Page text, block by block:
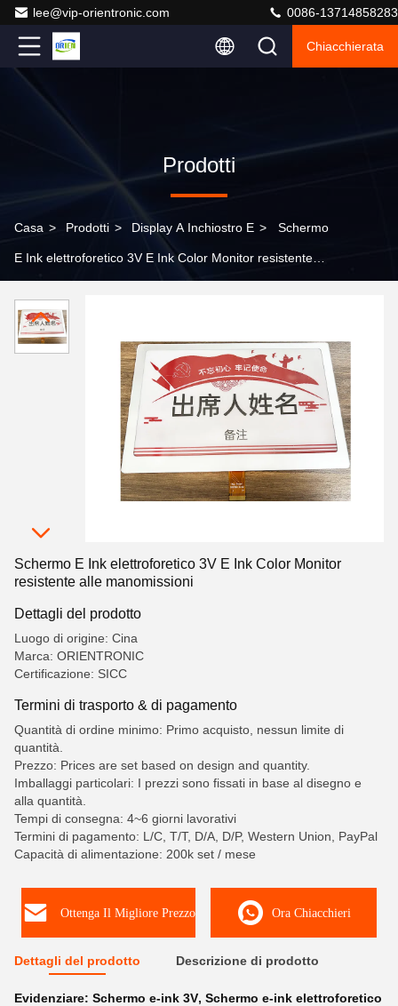
lee@vip-orientronic.com 0086-13714858283
Chiacchierata
Prodotti
Casa > Prodotti > Display A Inchiostro E > Schermo
E Ink elettroforetico 3V E Ink Color Monitor resistente
Schermo E Ink elettroforetico 3V E Ink Color Monitor
resistente alle manomissioni
Dettagli del prodotto
Luogo di origine: Cina
Marca: ORIENTRONIC
Certificazione: SICC
Termini di trasporto & di pagamento
Quantità di ordine minimo: Primo acquisto, nessun limite di
quantità.
Prezzo: Prices are set based on design and quantity.
Imballaggi particolari: I prezzi sono fissati in base al disegno e
alla quantità.
Tempi di consegna: 4~6 giorni lavorativi
Termini di pagamento: L/C, T/T, D/A, D/P, Western Union, PayPal
Capacità di alimentazione: 200k set / mese
Ottenga Il Migliore Prezzo Ora Chiacchieri
Dettagli del prodotto Descrizione di prodotto
Evidenziare: Schermo e-ink 3V, Schermo e-ink elettroforetico